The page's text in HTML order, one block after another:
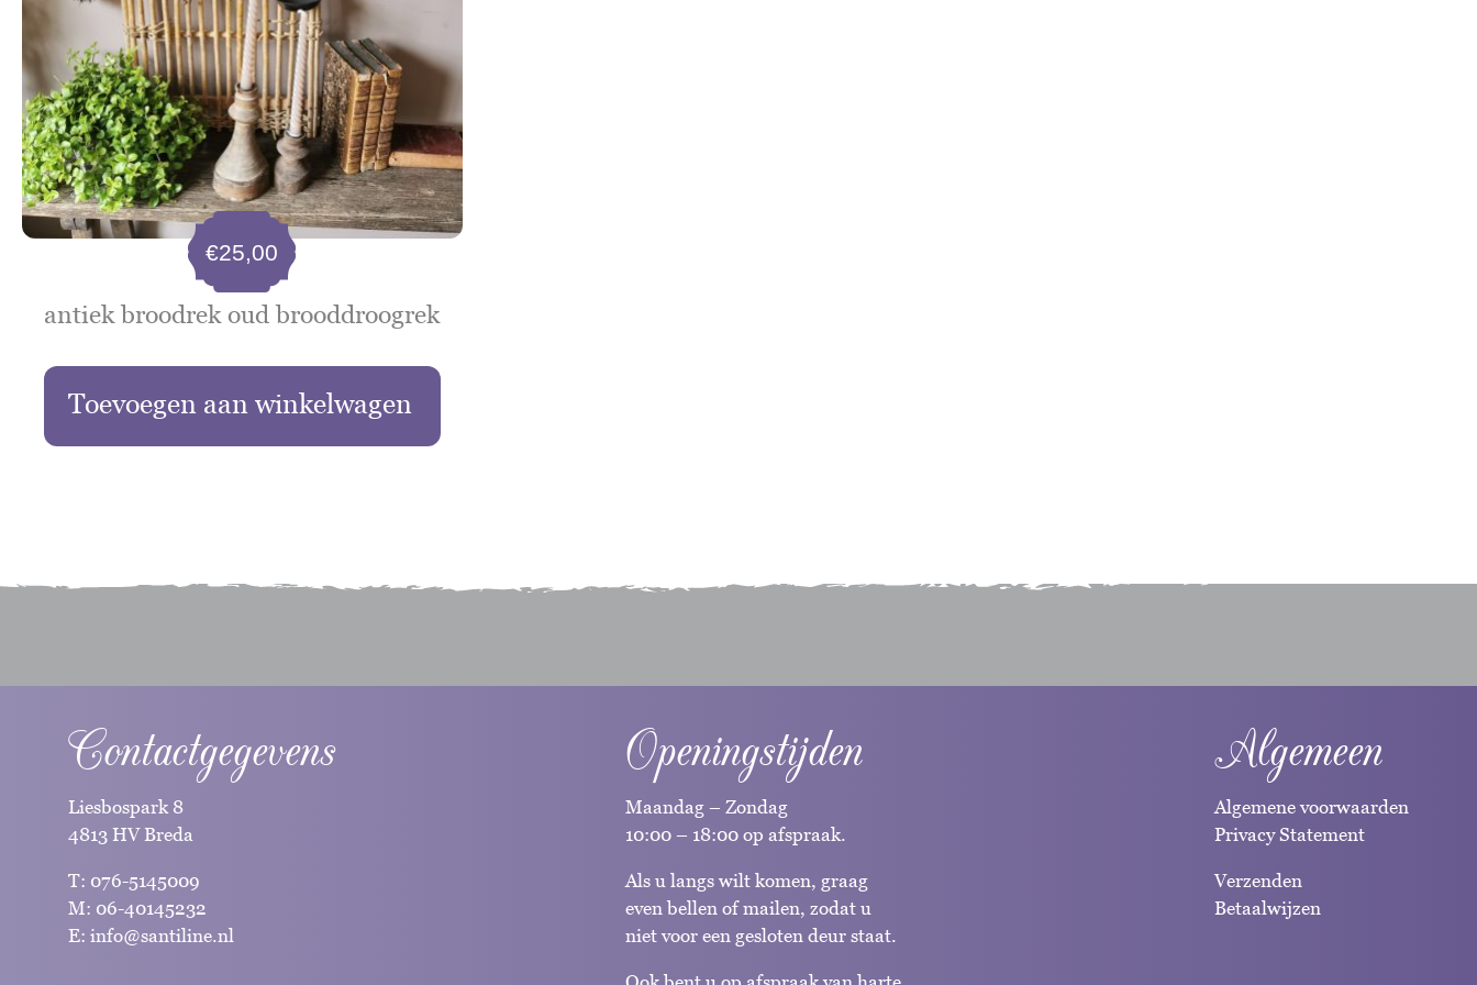
antiek broodrek oud brooddroogrek
€25,00
Toevoegen aan winkelwagen
Contactgegevens
Liesbospark 8
4813 HV Breda
T: 076-5145009
M: 06-40145232
E: info@santiline.nl
Openingstijden
Maandag – Zondag
10:00 – 18:00 op afspraak.
Als u langs wilt komen, graag
even bellen of mailen, zodat u
niet voor een gesloten deur staat.
Algemeen
Algemene voorwaarden
Privacy Statement
Verzenden
Betaalwijzen